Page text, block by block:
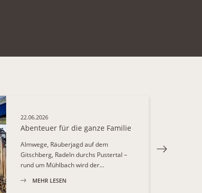
22.06.2026
Abenteuer für die ganze Familie
Almwege, Räuberjagd auf dem
Gitschberg, Radeln durchs Pustertal –
rund um Mühlbach wird der…
MEHR LESEN